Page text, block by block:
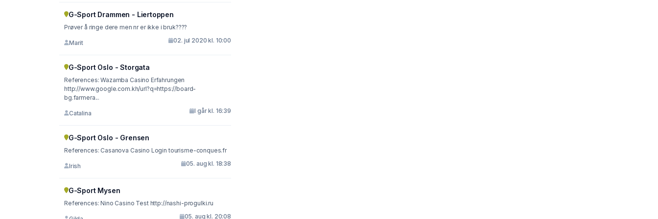
G-Sport Drammen - Liertoppen
Prøver å ringe dere men nr er ikke i bruk????
Marit 02. jul 2020 kl. 10:00
G-Sport Oslo - Storgata
References: Wazamba Casino Erfahrungen
http://www.google.com.kh/url?q=https://board-
bg.farmera...
Catalina I går kl. 16:39
G-Sport Oslo - Grensen
References: Casanova Casino Login tourisme-conques.fr
Irish 05. aug kl. 18:38
G-Sport Mysen
References: Nino Casino Test http://nashi-progulki.ru
05. aug kl. 20:08